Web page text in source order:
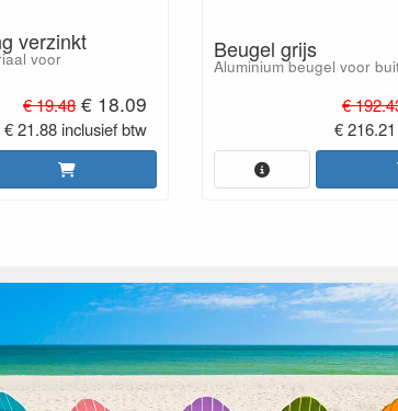
verzinkt
voor
€ 19.48€ 18.09
€ 21.88 inclusief btw
Beugel grijs
Aluminium beugel voor
€
€